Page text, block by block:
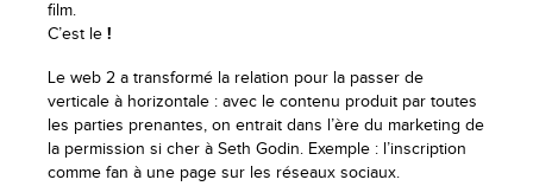
film.
C’est le !
Le web 2 a transformé la relation pour la passer de
verticale à horizontale : avec le contenu produit par toutes
les parties prenantes, on entrait dans l’ère du marketing de
la permission si cher à Seth Godin. Exemple : l’inscription
comme fan à une page sur les réseaux sociaux.